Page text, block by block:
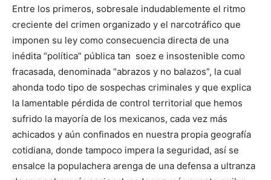
Entre los primeros, sobresale indudablemente el ritmo
creciente del crimen organizado y el narcotráfico que
imponen su ley como consecuencia directa de una
inédita “política” pública tan soez e insostenible como
fracasada, denominada “abrazos y no balazos”, la cual
ahonda todo tipo de sospechas criminales y que explica
la lamentable pérdida de control territorial que hemos
sufrido la mayoría de los mexicanos, cada vez más
achicados y aún confinados en nuestra propia geografía
cotidiana, donde tampoco impera la seguridad, así se
ensalce la populachera arenga de una defensa a ultranza